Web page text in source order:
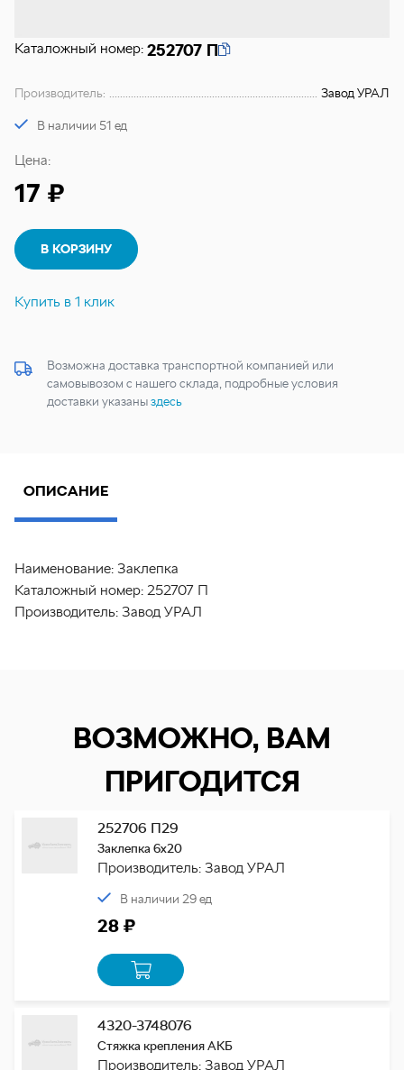
Каталожный номер: 252707 П
Производитель: Завод УРАЛ
В наличии 51 ед
Цена:
17 ₽
В КОРЗИНУ
Купить в 1 клик
Возможна доставка транспортной компанией или
самовывозом с нашего склада, подробные условия
доставки указаныздесь
ОПИСАНИЕ
Наименование: Заклепка
Каталожный номер: 252707 П
Производитель: Завод УРАЛ
ВОЗМОЖНО, ВАМ
ПРИГОДИТСЯ
252706 П29
Заклепка 6х20
Производитель: Завод УРАЛ
В наличии 29 ед
28 ₽
4320-3748076
Стяжка крепления АКБ
Производитель: Завод УРАЛ